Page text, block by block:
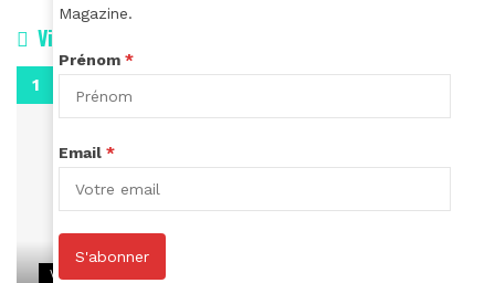
Vidéos
VIDEOS
Magazine.
Prénom *
Email *
S'abonner